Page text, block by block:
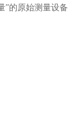
”的原始测量设备